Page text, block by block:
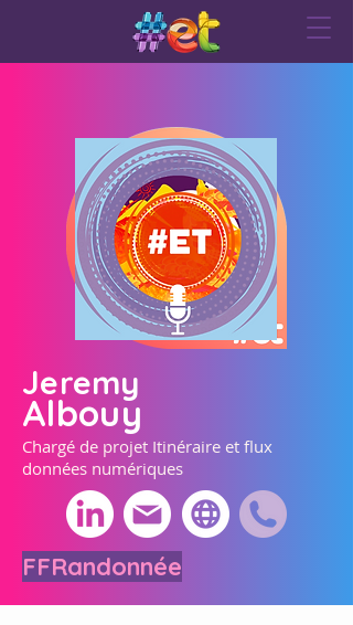
Jeremy
Albouy
Chargé de projet Itinéraire et flux
données numériques
FFRandonnée